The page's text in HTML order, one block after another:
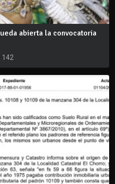
abierta la convocatoria
142